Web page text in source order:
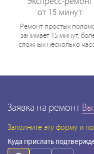
от 15 минут
Ремонт простых
занимает 15 минут,
сложных несколько
Заявка на ремонт
Заполните эту форму и
Куда прислать